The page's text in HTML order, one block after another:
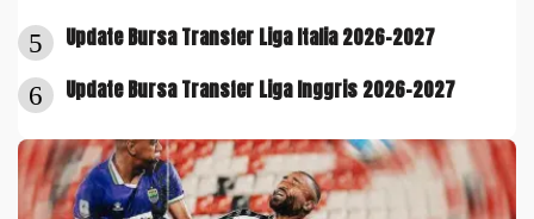
5 Update Bursa Transfer Liga Italia 2026-2027
6 Update Bursa Transfer Liga Inggris 2026-2027